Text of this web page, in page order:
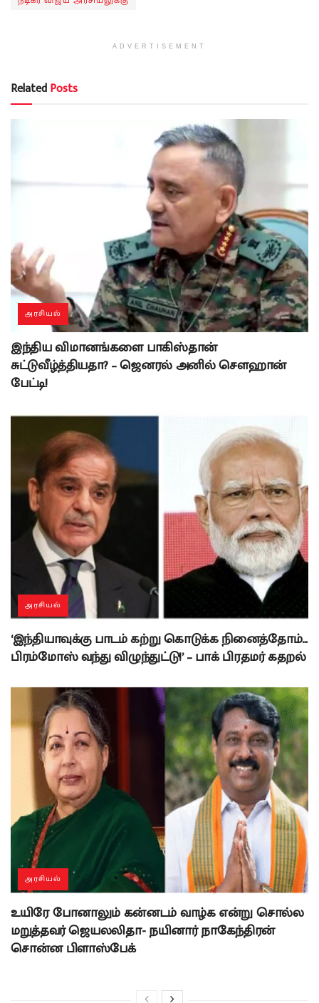
ADVERTISEMENT
RelatedPosts
அரசியல்
இந்திய விமானங்களை பாகிஸ்தான்
சுட்டுவீழ்த்தியதா? – ஜெனரல் அனில் சௌஹான்
பேட்டி!
அரசியல்
‘இந்தியாவுக்கு பாடம் கற்று கொடுக்க நினைத்தோம்…
பிரம்மோஸ் வந்து விழுந்துட்டு!’ – பாக் பிரதமர் கதறல்
அரசியல்
உயிரே போனாலும் கன்னடம் வாழ்க என்று சொல்ல
மறுத்தவர் ஜெயலலிதா- நயினார் நாகேந்திரன்
சொன்ன பிளாஸ்பேக்